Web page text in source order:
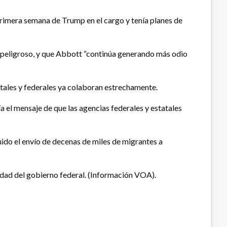
semana de Trump en el cargo y tenía planes de
y que Abbott “continúa generando más odio
y federales ya colaboran estrechamente.
mensaje de que las agencias federales y estatales
el envío de decenas de miles de migrantes a
del gobierno federal. (Información VOA).